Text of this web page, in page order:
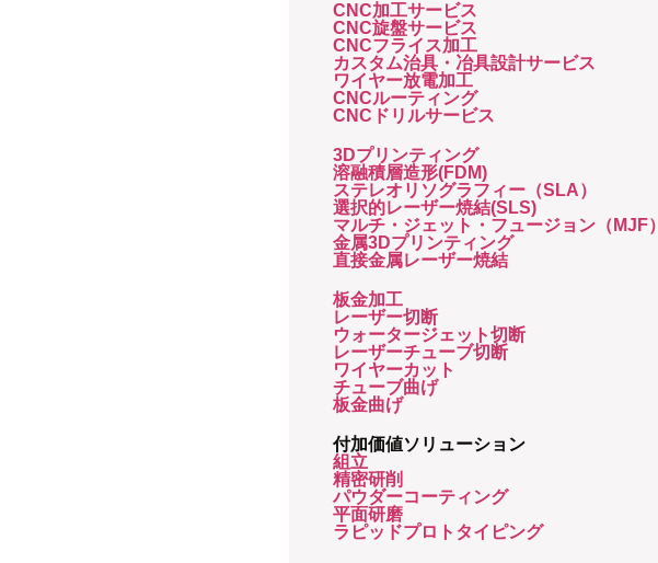
CNC加工サービス
CNC旋盤サービス
CNCフライス加工
カスタム治具・冶具設計サービス
ワイヤー放電加工
CNCルーティング
CNCドリルサービス
3Dプリンティング
溶融積層造形(FDM)
ステレオリソグラフィー（SLA）
選択的レーザー焼結(SLS)
マルチ・ジェット・フュージョン（MJF）
金属3Dプリンティング
直接金属レーザー焼結
板金加工
レーザー切断
ウォータージェット切断
レーザーチューブ切断
ワイヤーカット
チューブ曲げ
板金曲げ
付加価値ソリューション
組立
精密研削
パウダーコーティング
平面研磨
ラピッドプロトタイピング